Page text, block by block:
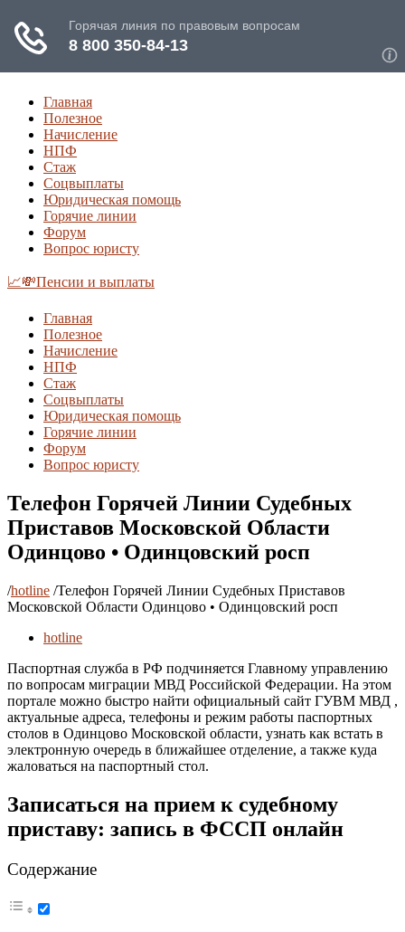
Главная
Полезное
Начисление
НПФ
Стаж
Соцвыплаты
Юридическая помощь
Горячие линии
Форум
Вопрос юристу
📈💸Пенсии и выплаты
Главная
Полезное
Начисление
НПФ
Стаж
Соцвыплаты
Юридическая помощь
Горячие линии
Форум
Вопрос юристу
Телефон Горячей Линии Судебных
Приставов Московской Области
Одинцово • Одинцовский росп
/hotline /Телефон Горячей Линии Судебных Приставов
Московской Области Одинцово • Одинцовский росп
hotline
Паспортная служба в РФ подчиняется Главному управлению
по вопросам миграции МВД Российской Федерации. На этом
портале можно быстро найти официальный сайт ГУВМ МВД ,
актуальные адреса, телефоны и режим работы паспортных
столов в Одинцово Московской области, узнать как встать в
электронную очередь в ближайшее отделение, а также куда
жаловаться на паспортный стол.
Записаться на прием к судебному
приставу: запись в ФССП онлайн
Содержание